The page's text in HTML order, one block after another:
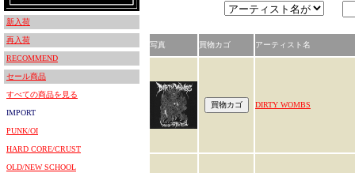
新入荷
再入荷
RECOMMEND
セール商品
すべての商品を見る
IMPORT
PUNK/OI
HARD CORE/CRUST
OLD/NEW SCHOOL
写真 買物カゴ アーティスト名
DIRTY WOMBS